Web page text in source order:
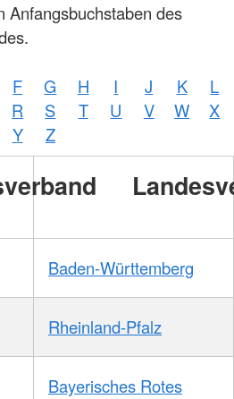
Anfangsbuchstaben des
F G H I J K
L
R S T U V W
X
Y
Z
Baden-Württemberg
Rheinland-Pfalz
Bayerisches Rotes